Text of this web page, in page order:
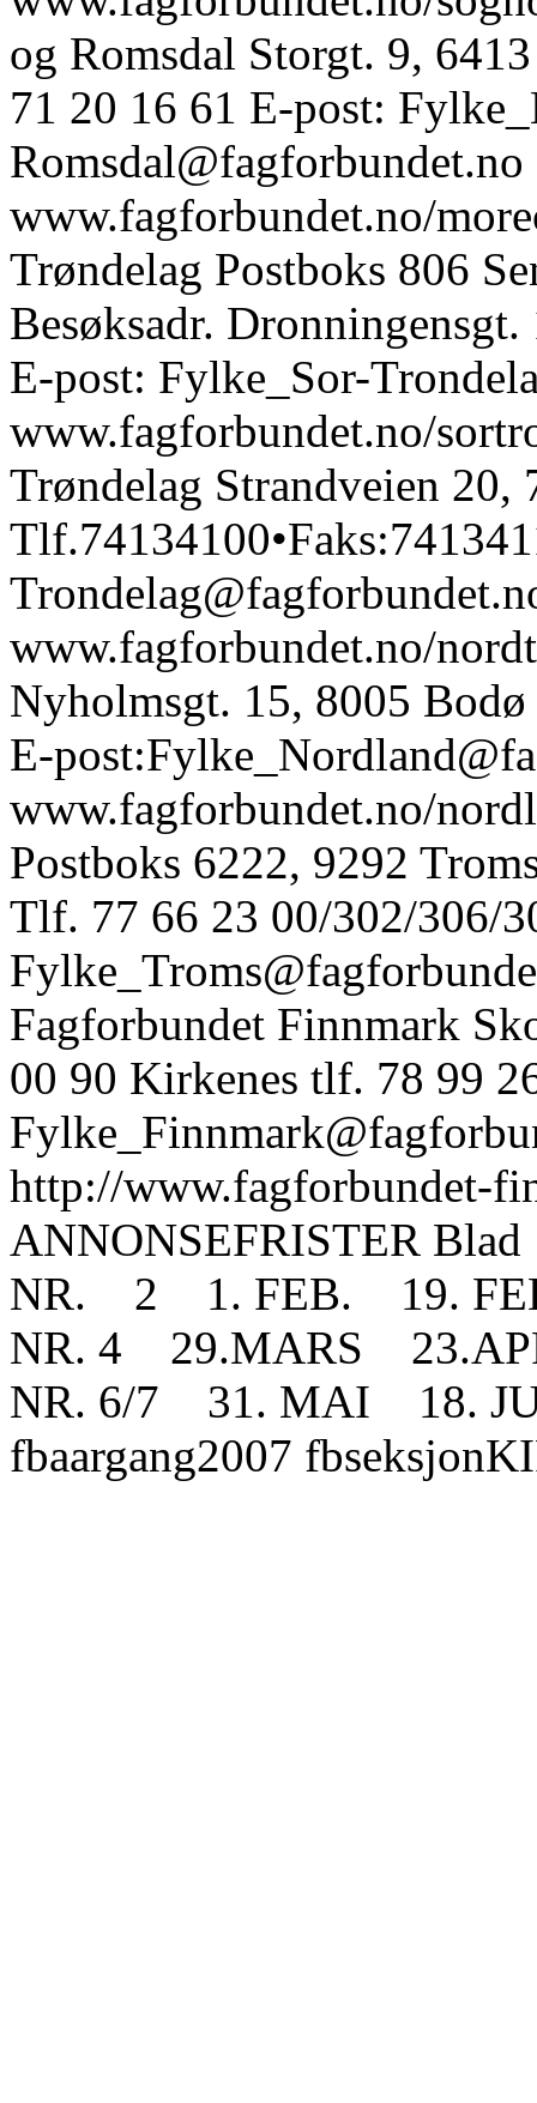
og Romsdal Storgt. 9,
71 20 16 61 E-post:
Romsdal@fagforbundet.no
www.fagforbundet.no/
Trøndelag Postboks 806
Besøksadr.
E-post: Fylke_Sor-
www.fagforbundet.no/
Trøndelag Strandveien 20,
www.fagforbundet.no/
Nyholmsgt. 15, 8005
E-
www.fagforbundet.no/
Postboks 6222, 9292
Tlf. 77 66 23 00/302/306/
Fagforbundet Finnmark
00 90 Kirkenes tlf. 78 99
http://www.fagforbundet-
ANNONSEFRISTER
NR. 2 1. FEB. 19.
NR. 4 29.MARS
NR. 6/7 31. MAI 18.
fbaargang2007